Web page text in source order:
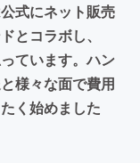
式にネット販売
とコラボし、
ています。ハン
様々な面で費用
く始めました